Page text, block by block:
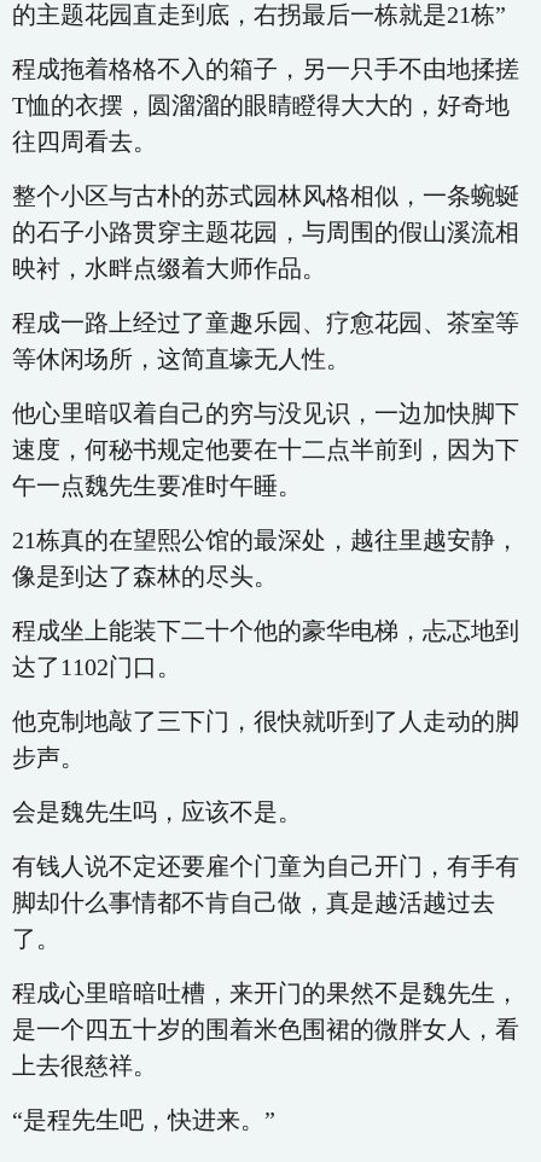
的主题花园直走到底，右拐最后一栋就是21栋”
程成拖着格格不入的箱子，另一只手不由地揉搓
T恤的衣摆，圆溜溜的眼睛瞪得大大的，好奇地
往四周看去。
整个小区与古朴的苏式园林风格相似，一条蜿蜒
的石子小路贯穿主题花园，与周围的假山溪流相
映衬，水畔点缀着大师作品。
程成一路上经过了童趣乐园、疗愈花园、茶室等
等休闲场所，这简直壕无人性。
他心里暗叹着自己的穷与没见识，一边加快脚下
速度，何秘书规定他要在十二点半前到，因为下
午一点魏先生要准时午睡。
21栋真的在望熙公馆的最深处，越往里越安静，
像是到达了森林的尽头。
程成坐上能装下二十个他的豪华电梯，忐忑地到
达了1102门口。
他克制地敲了三下门，很快就听到了人走动的脚
步声。
会是魏先生吗，应该不是。
有钱人说不定还要雇个门童为自己开门，有手有
脚却什么事情都不肯自己做，真是越活越过去
了。
程成心里暗暗吐槽，来开门的果然不是魏先生，
是一个四五十岁的围着米色围裙的微胖女人，看
上去很慈祥。
“是程先生吧，快进来。”